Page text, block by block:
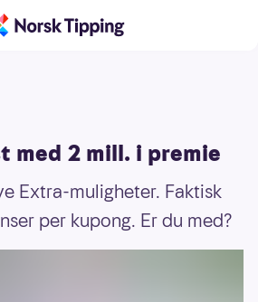
med 2 mill. i premie
Extra-muligheter. Faktisk
per kupong. Er du med?